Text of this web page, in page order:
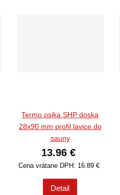
Termo osika SHP doska
28x90 mm profil lavice do
sauny
13.96 €
Cena vrátane DPH: 16.89 €
Detail